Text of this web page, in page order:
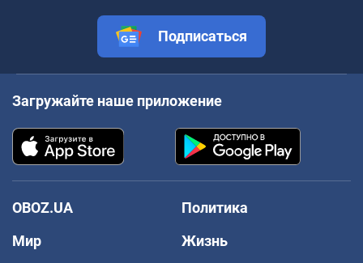
Подписаться
Загружайте наше приложение
OBOZ.UA
Политика
Мир
Жизнь